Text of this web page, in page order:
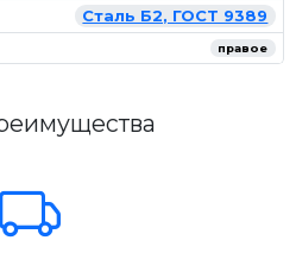
Сталь Б2, ГОСТ 9389
правое